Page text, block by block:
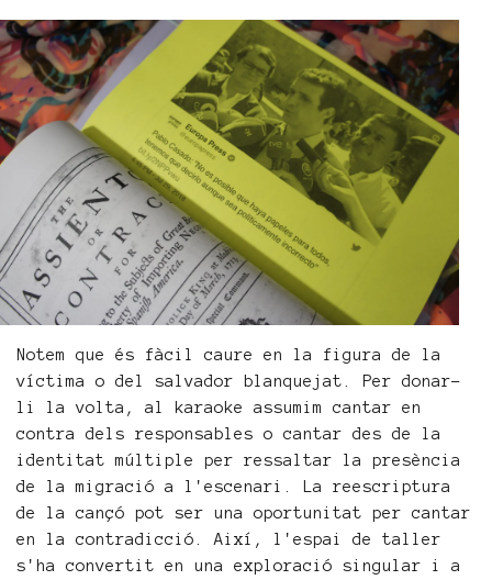
Notem que és fàcil caure en la figura de la
víctima o del salvador blanquejat. Per donar-
li la volta, al karaoke assumim cantar en
contra dels responsables o cantar des de la
identitat múltiple per ressaltar la presència
de la migració a l'escenari. La reescriptura
de la cançó pot ser una oportunitat per cantar
en la contradicció. Així, l'espai de taller
s'ha convertit en una exploració singular i a